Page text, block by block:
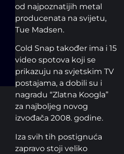
od najpoznatijih metal
producenata na svijetu,
Tue Madsen.
Cold Snap također ima i 15
video spotova koji se
prikazuju na svjetskim TV
postajama, a dobili su i
nagradu “Zlatna Koogla”
za najboljeg novog
izvođača 2008. godine.
Iza svih tih postignuća
zapravo stoji veliko